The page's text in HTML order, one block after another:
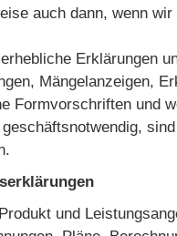
auch dann, wenn
Erklärungen
Mängelanzeigen,
Formvorschriften und
und